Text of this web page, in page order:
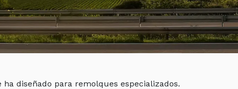
ha diseñado para remolques especializados.